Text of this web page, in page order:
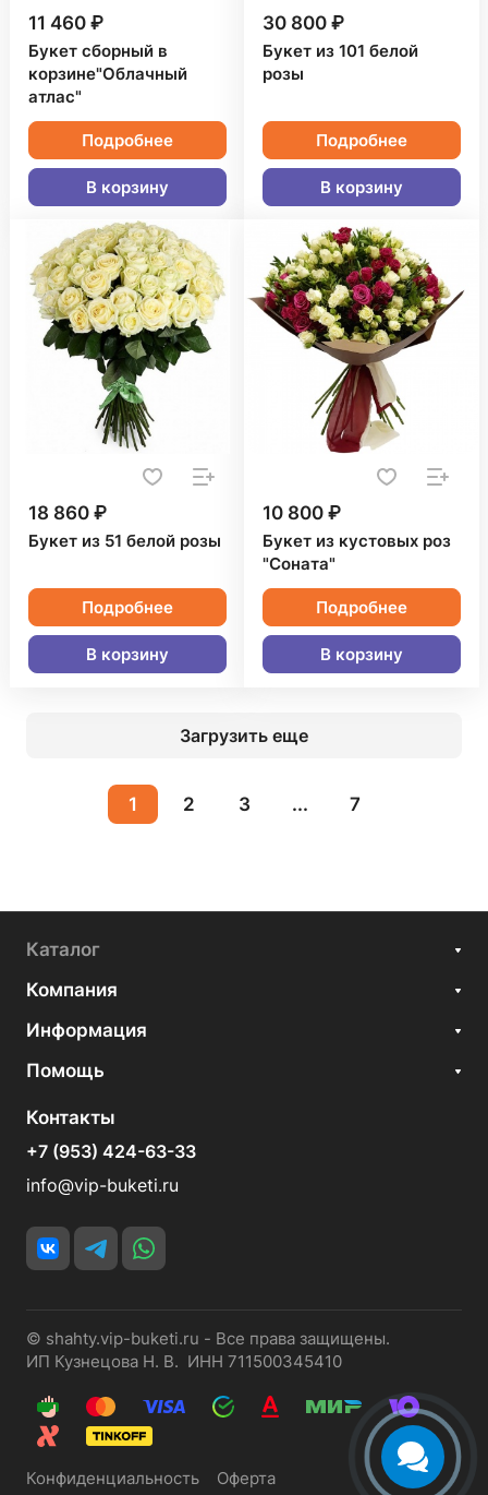
11 460 ₽
Букет сборный в
корзине"Облачный
атлас"
Подробнее
В корзину
30 800 ₽
Букет из 101 белой
розы
Подробнее
В корзину
18 860 ₽
Букет из 51 белой розы
Подробнее
В корзину
10 800 ₽
Букет из кустовых роз
"Соната"
Подробнее
В корзину
Загрузить еще
1 2 3 ... 7
Каталог
Компания
Информация
Помощь
Контакты
+7 (953) 424-63-33
info@vip-buketi.ru
© shahty.vip-buketi.ru - Все права защищены.
ИП Кузнецова Н. В. ИНН 711500345410
Конфиденциальность Оферта